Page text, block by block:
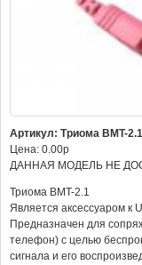
Артикул: Триома BMT-2.1
Цена: 0.00р
ДАННАЯ МОДЕЛЬ НЕ
Триома BMT-2.1
Является аксессуаром к
Предназначен для
телефон) с целью
сигнала и его